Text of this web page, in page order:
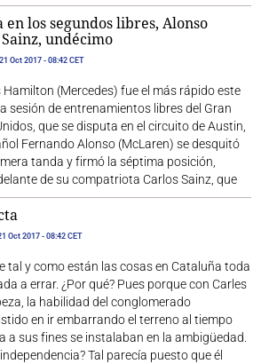
los segundos libres, Alonso
undécimo
21 Oct 2017 - 08:42 CET
Hamilton (Mercedes) fue el más rápido este
sesión de entrenamientos libres del Gran
que se disputa en el circuito de Austin,
Fernando Alonso (McLaren) se desquitó
tanda y firmó la séptima posición,
de su compatriota Carlos Sainz, que
Oct 2017 - 08:42 CET
tal y como están las cosas en Cataluña toda
a errar. ¿Por qué? Pues porque con Carles
la habilidad del conglomerado
en ir embarrando el terreno al tiempo
a sus fines se instalaban en la ambigüedad.
Tal parecía puesto que él